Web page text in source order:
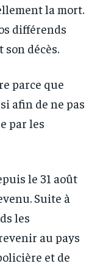
la mort.
différends
décès.
parce que
afin de ne pas
par les
le 31 août
Suite à
les
au pays
et de